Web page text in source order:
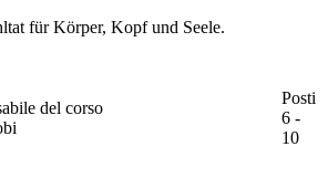
für Körper, Kopf und Seele.
del corso
Posti
6 -
10